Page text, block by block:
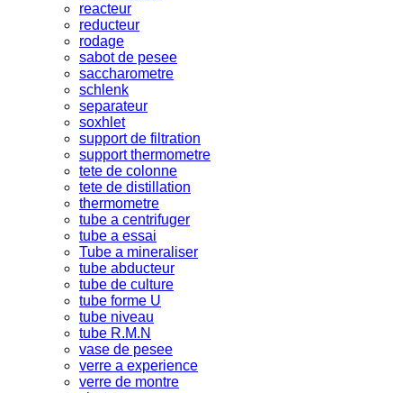
reacteur
reducteur
rodage
sabot de pesee
saccharometre
schlenk
separateur
soxhlet
support de filtration
support thermometre
tete de colonne
tete de distillation
thermometre
tube a centrifuger
tube a essai
Tube a mineraliser
tube abducteur
tube de culture
tube forme U
tube niveau
tube R.M.N
vase de pesee
verre a experience
verre de montre